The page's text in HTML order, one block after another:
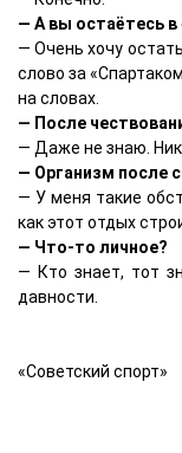
— А вы остаётесь в
— Очень хочу
слово за
на словах.
— После
— Даже не знаю.
— Организм после
— У меня такие
как этот отдых
— Что-то личное?
— Кто знает, тот
давности.
«Советский спорт»